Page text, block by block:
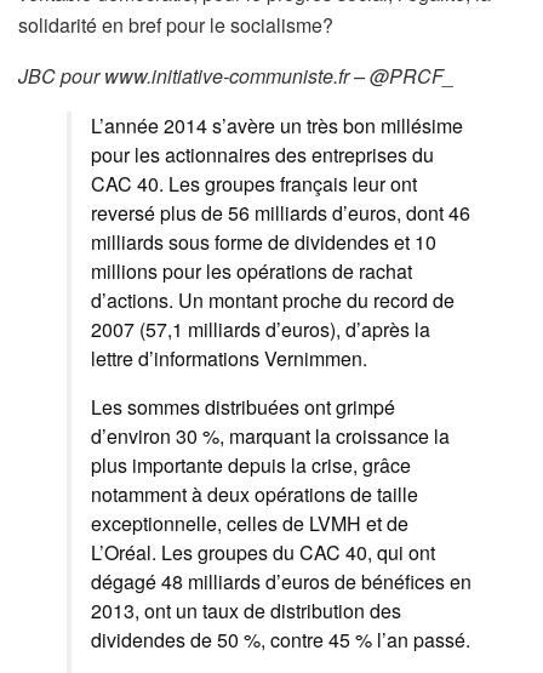
solidarité en bref pour le socialisme?
JBC pour www.initiative-communiste.fr – @PRCF_
L’année 2014 s’avère un très bon millésime
pour les actionnaires des entreprises du
CAC 40. Les groupes français leur ont
reversé plus de 56 milliards d’euros, dont 46
milliards sous forme de dividendes et 10
millions pour les opérations de rachat
d’actions. Un montant proche du record de
2007 (57,1 milliards d’euros), d’après la
lettre d’informations Vernimmen.
Les sommes distribuées ont grimpé
d’environ 30 %, marquant la croissance la
plus importante depuis la crise, grâce
notamment à deux opérations de taille
exceptionnelle, celles de LVMH et de
L’Oréal. Les groupes du CAC 40, qui ont
dégagé 48 milliards d’euros de bénéfices en
2013, ont un taux de distribution des
dividendes de 50 %, contre 45 % l’an passé.